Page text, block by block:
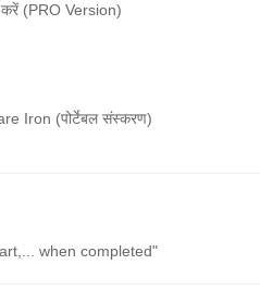
करें (PRO Version)
Iron (पोर्टेबल संस्करण)
when completed"